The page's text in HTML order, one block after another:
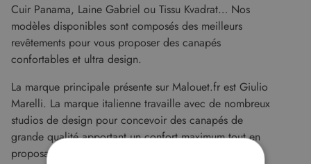
Cuir Panama, Laine Gabriel ou Tissu Kvadrat… Nos
modèles disponibles sont composés des meilleurs
revêtements pour vous proposer des canapés
confortables et ultra design.
La marque principale présente sur Malouet.fr est Giulio
Marelli. La marque italienne travaille avec de nombreux
studios de design pour concevoir des canapés de
grande qualité apportant un confort maximum tout en
proposant des lignes épurées qui conviendront à tout